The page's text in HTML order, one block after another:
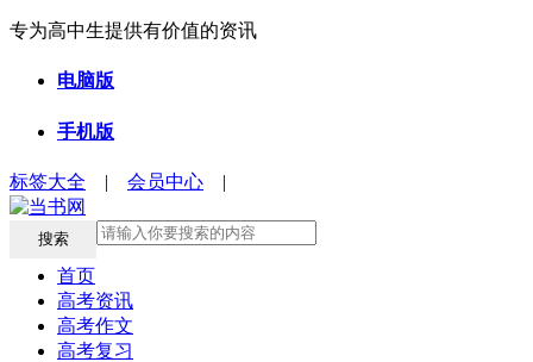
专为高中生提供有价值的资讯
电脑版
手机版
标签大全 | 会员中心 |
搜索
首页
高考资讯
高考作文
高考复习